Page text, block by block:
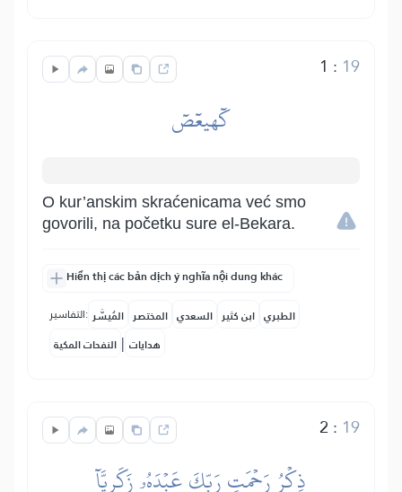
1 : 19
كٓهيعٓصٓ
O kur’anskim skraćenicama već smo
govorili, na početku sure el-Bekara.
Hiển thị các bản dịch ý nghĩa nội dung khác
التفاسير: المُيسَّر المختصر السعدي ابن كثير الطبري
النفحات المكية | هدايات
2 : 19
ذِكۡرُ رَحۡمَتِ رَبِّكَ عَبۡدَهُۥ زَكَرِيَّآ